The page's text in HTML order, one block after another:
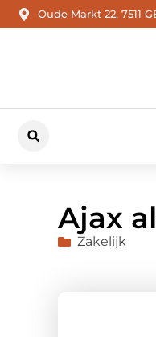
Oude Markt 22, 7511
Ajax
Zakelijk